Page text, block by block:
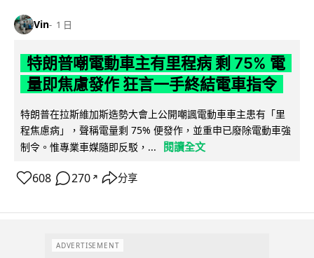
Vin 1 日
特朗普嘲電動車主有里程病 剩 75% 電
量即焦慮發作 狂言一手終結電車指令
特朗普在拉斯維加斯造勢大會上公開嘲諷電動車車主患有「里
程焦慮病」，聲稱電量剩 75% 便發作，並重申已廢除電動車強
制令。惟專業車媒隨即反駁，...
閱讀全文
608 270 ↗ 分享
ADVERTISEMENT